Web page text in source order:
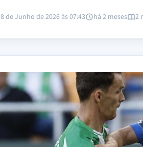
8 de Junho de 2026 às 07:43 há 2 meses 2